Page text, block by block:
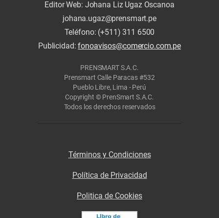
Editor Web: Johana Liz Ugaz Oscanoa
johana.ugaz@prensmart.pe
Teléfono: (+511) 311 6500
Publicidad:fonoavisos@comercio.com.pe
PRENSMART S.A.C.
Prensmart Calle Paracas #532
Pueblo Libre, Lima - Perú
Copyright © PrenSmart S.A.C.
Todos los derechos reservados
Términos y Condiciones
Política de Privacidad
Politica de Cookies